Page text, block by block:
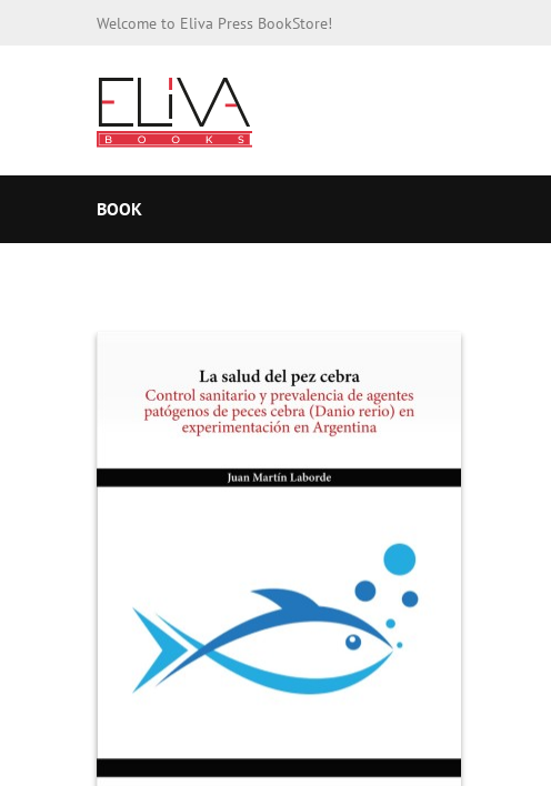
Welcome to Eliva Press BookStore!
BOOK